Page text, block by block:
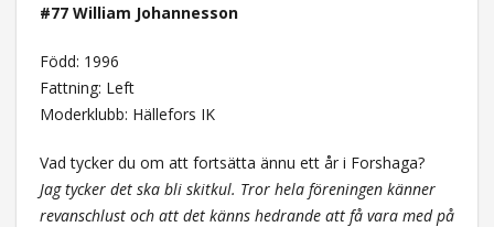
#77 William Johannesson
Född: 1996
Fattning: Left
Moderklubb: Hällefors IK
Vad tycker du om att fortsätta ännu ett år i Forshaga?
Jag tycker det ska bli skitkul. Tror hela föreningen känner
revanschlust och att det känns hedrande att få vara med på